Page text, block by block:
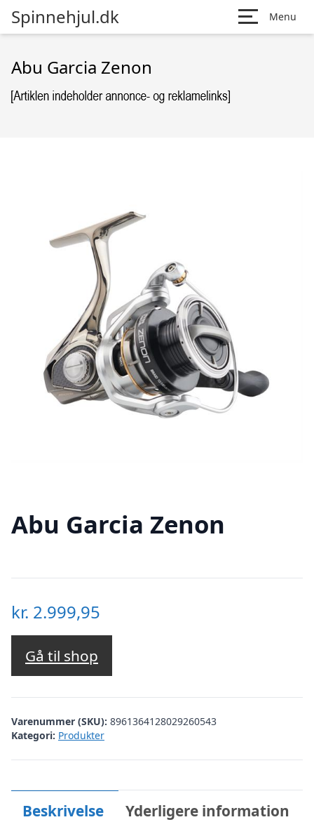
Spinnehjul.dk Menu
Abu Garcia Zenon
Abu Garcia Zenon
kr. 2.999,95
Gå til shop
Varenummer (SKU): 8961364128029260543
Kategori: Produkter
Beskrivelse Yderligere information